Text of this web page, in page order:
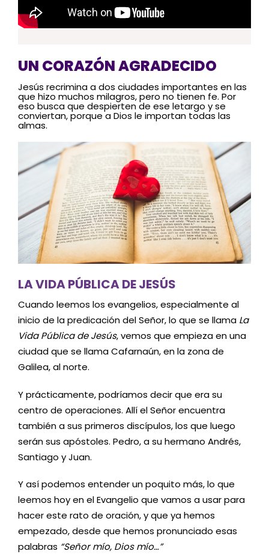
UN CORAZÓN AGRADECIDO
Jesús recrimina a dos ciudades importantes en las
que hizo muchos milagros, pero no tienen fe. Por
eso busca que despierten de ese letargo y se
conviertan, porque a Dios le importan todas las
almas.
LA VIDA PÚBLICA DE JESÚS
Cuando leemos los evangelios, especialmente al
inicio de la predicación del Señor, lo que se llama La
Vida Pública de Jesús, vemos que empieza en una
ciudad que se llama Cafarnaún, en la zona de
Galilea, al norte.
Y prácticamente, podríamos decir que era su
centro de operaciones. Allí el Señor encuentra
también a sus primeros discípulos, los que luego
serán sus apóstoles. Pedro, a su hermano Andrés,
Santiago y Juan.
Y así podemos entender un poquito más, lo que
leemos hoy en el Evangelio que vamos a usar para
hacer este rato de oración, y que ya hemos
empezado, desde que hemos pronunciado esas
palabras “Señor mío, Dios mío…”